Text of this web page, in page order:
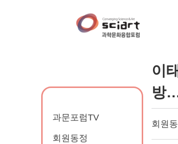
과문포럼TV
회원동정
이
방
회원